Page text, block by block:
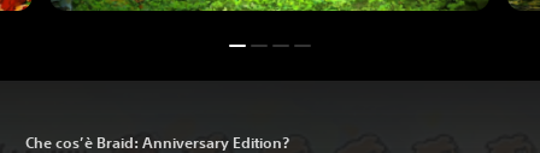
Che cos’è Braid: Anniversary Edition?